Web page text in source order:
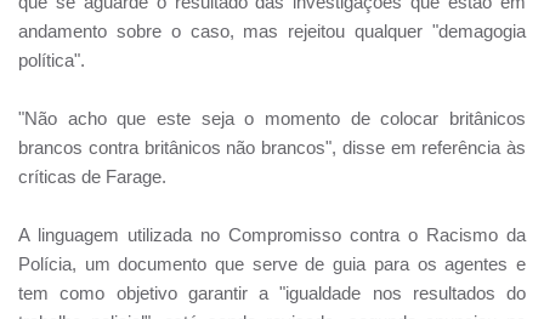
andamento sobre o caso, mas rejeitou qualquer "demagogia
política".
"Não acho que este seja o momento de colocar britânicos
brancos contra britânicos não brancos", disse em referência às
críticas de Farage.
A linguagem utilizada no Compromisso contra o Racismo da
Polícia, um documento que serve de guia para os agentes e
tem como objetivo garantir a "igualdade nos resultados do